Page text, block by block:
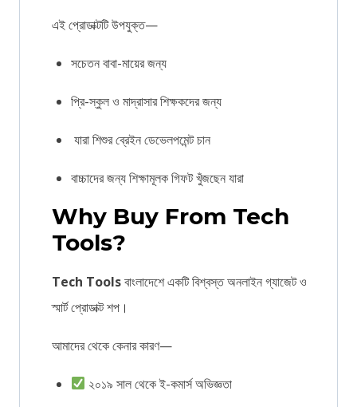
এই প্রোডাক্টটি উপযুক্ত—
সচেতন বাবা-মায়ের জন্য
প্রি-স্কুল ও মাদ্রাসার শিক্ষকদের জন্য
যারা শিশুর ব্রেইন ডেভেলপমেন্ট চান
বাচ্চাদের জন্য শিক্ষামূলক গিফট খুঁজছেন যারা
Why Buy From Tech
Tools?
Tech Toolsবাংলাদেশে একটি বিশ্বস্ত অনলাইন গ্যাজেট ও
স্মার্ট প্রোডাক্ট শপ।
আমাদের থেকে কেনার কারণ—
২০১৯ সাল থেকে ই-কমার্স অভিজ্ঞতা